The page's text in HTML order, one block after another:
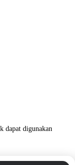
dapat digunakan